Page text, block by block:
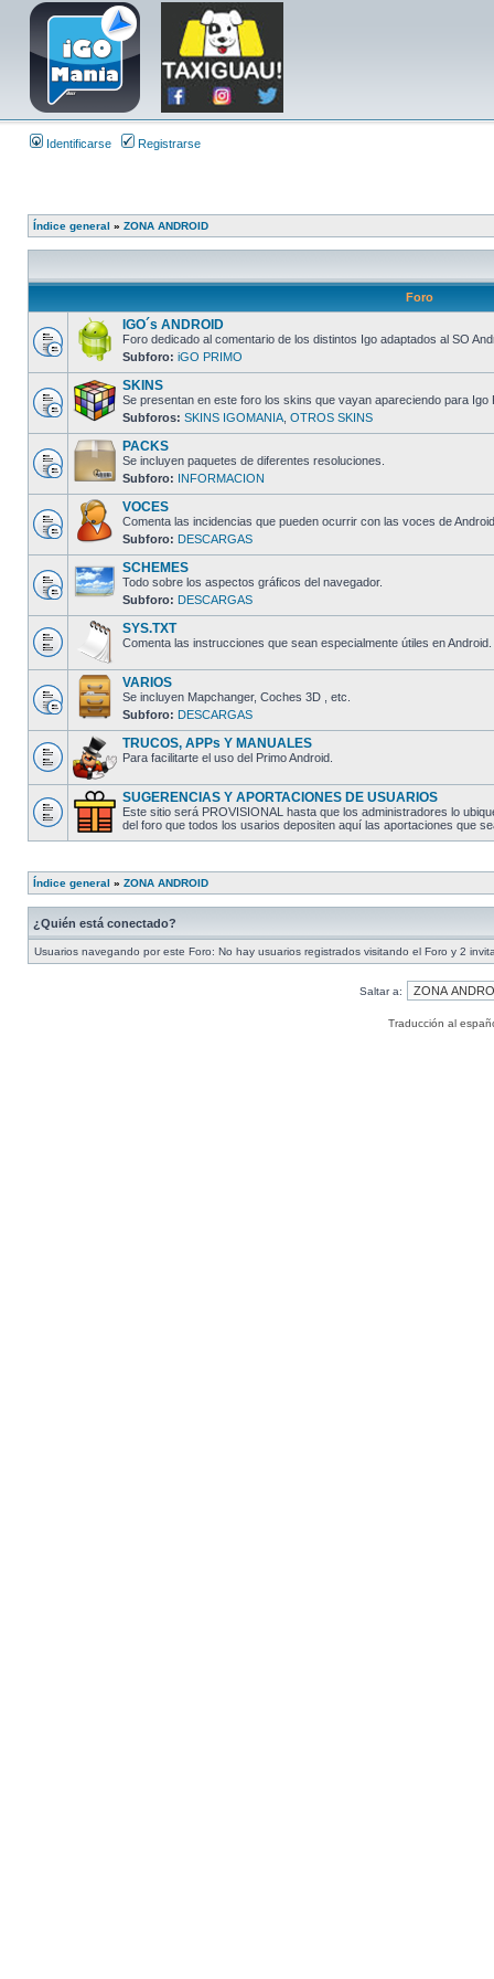
Identificarse Registrarse
Índice general » ZONA ANDROID
Foro
IGO´s ANDROID
Foro dedicado al comentario de los distintos Igo adaptados al SO
Subforo: iGO PRIMO
SKINS
Se presentan en este foro los skins que vayan apareciendo para Igo
Subforos: SKINS IGOMANIA OTROS SKINS
PACKS
Se incluyen paquetes de diferentes resoluciones.
Subforo: INFORMACION
VOCES
Comenta las incidencias que pueden ocurrir con las voces de
Subforo: DESCARGAS
SCHEMES
Todo sobre los aspectos gráficos del navegador.
Subforo: DESCARGAS
SYS.TXT
Comenta las instrucciones que sean especialmente útiles en Android.
VARIOS
Se incluyen Mapchanger, Coches 3D , etc.
Subforo: DESCARGAS
TRUCOS, APPs Y MANUALES
Para facilitarte el uso del Primo Android.
SUGERENCIAS Y APORTACIONES DE USUARIOS
Este sitio será PROVISIONAL hasta que los administradores lo
del foro que todos los usarios depositen aquí las aportaciones que
Índice general » ZONA ANDROID
¿Quién está conectado?
Usuarios navegando por este Foro: No hay usuarios registrados visitando el Foro y 2
Saltar a:
Traducción al